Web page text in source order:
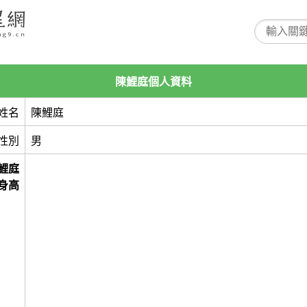
陳鯉庭個人資料
名 陳鯉庭
別 男
庭
高